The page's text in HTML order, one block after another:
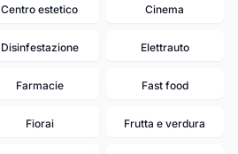
Centro estetico Cinema
Disinfestazione Elettrauto
Farmacie Fast food
Fiorai Frutta e verdura